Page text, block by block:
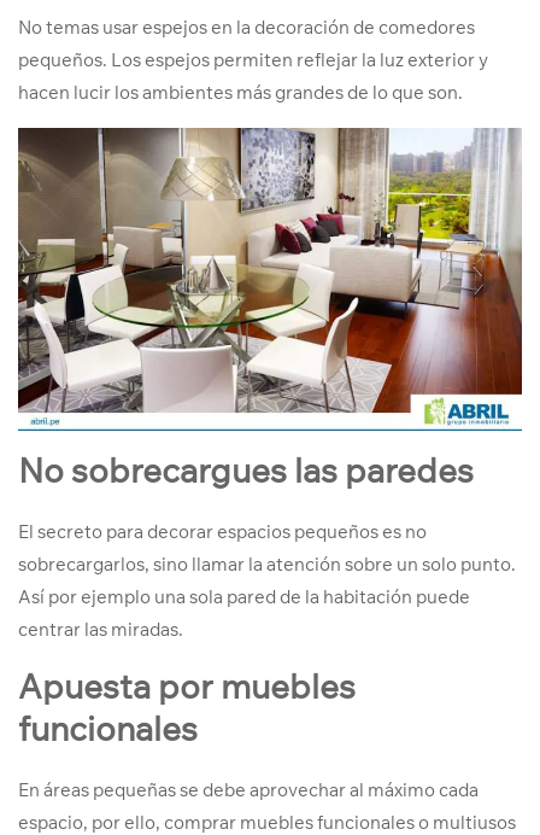
No temas usar espejos en la decoración de comedores
pequeños. Los espejos permiten reflejar la luz exterior y
hacen lucir los ambientes más grandes de lo que son.
No sobrecargues las paredes
El secreto para decorar espacios pequeños es no
sobrecargarlos, sino llamar la atención sobre un solo punto.
Así por ejemplo una sola pared de la habitación puede
centrar las miradas.
Apuesta por muebles
funcionales
En áreas pequeñas se debe aprovechar al máximo cada
espacio, por ello, comprar muebles funcionales o multiusos